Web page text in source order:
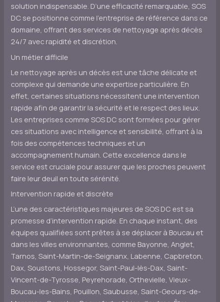
solution indispensable. D’une efficacité remarquable, SOS
DC se positionne comme l’entreprise de référence dans ce
domaine, offrant des services de nettoyage après décès
24/7 avec rapidité et discrétion.
Un métier difficile
Le nettoyage après un décès est une tâche délicate et
complexe qui demande une expertise particulière. En
effet, certaines situations nécessitent une intervention
rapide afin de garantir la sécurité et le respect des lieux.
Les entreprises comme SOS DC sont formées pour gérer
ces situations avec intelligence et sensibilité, offrant à la
fois des compétences techniques et un
accompagnement humain. Cette excellence dans le
service est cruciale pour assurer que les proches peuvent
faire leur deuil en toute sérénité.
Intervention rapide et discrète
L’une des caractéristiques majeures de SOS DC est sa
promesse d’intervention rapide. En chaque instant, des
équipes qualifiées sont prêtes à se déplacer à Boucau et
dans les villes environnantes, comme Bayonne, Anglet,
Tarnos, Saint-Martin-de-Seignanx, Labenne, Capbreton,
Dax, Soustons, Hossegor, Saint-Paul-lès-Dax, Saint-
Vincent-de-Tyrosse, Peyrehorade, Orthevielle, Vieux-
Boucau-les-Bains, Pouillon, Saubusse, Saint-Geours-de-